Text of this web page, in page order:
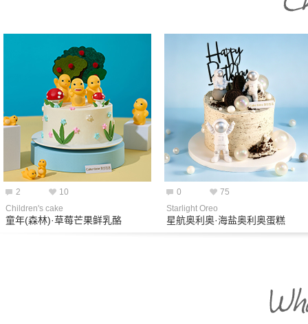
2
10
Children's cake
童年(森林)·草莓芒果鲜乳酪
0
75
Starlight Oreo
星航奥利奥·海盐奥利奥蛋糕